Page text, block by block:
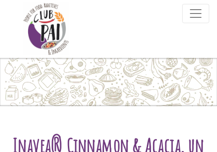
Skip to content
Inavea® Cinnamon & Acacia, un